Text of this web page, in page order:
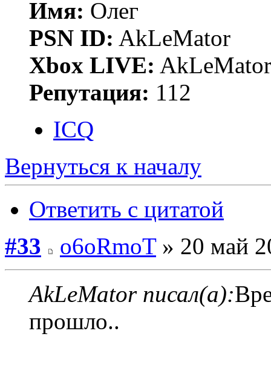
Имя: Олег
PSN ID: AkLeMator
Xbox LIVE:
Репутация: 112
ICQ
Вернуться к началу
Ответить с цитатой
#33
o6oRmoT» 20 май
AkLeMator писал(а):
прошло..